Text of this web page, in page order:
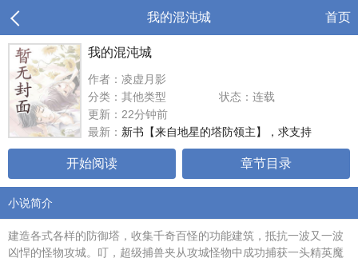
我的混沌城 首页
我的混沌城
作者：凌虚月影
分类：其他类型
状态：连载
更新：22分钟前
最新： 新书【来自地星的塔防领主】，求支持
开始阅读 章节目录
小说简介
建造各式各样的防御塔，收集千奇百怪的功能建筑，抵抗一波又一波
凶悍的怪物攻城。叮，超级捕兽夹从攻城怪物中成功捕获一头精英魔